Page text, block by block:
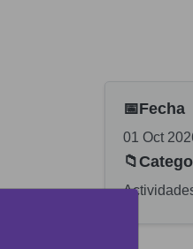
📅Fecha
01 Oct
📁